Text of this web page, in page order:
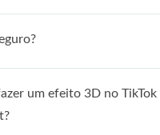
um efeito 3D no TikTok